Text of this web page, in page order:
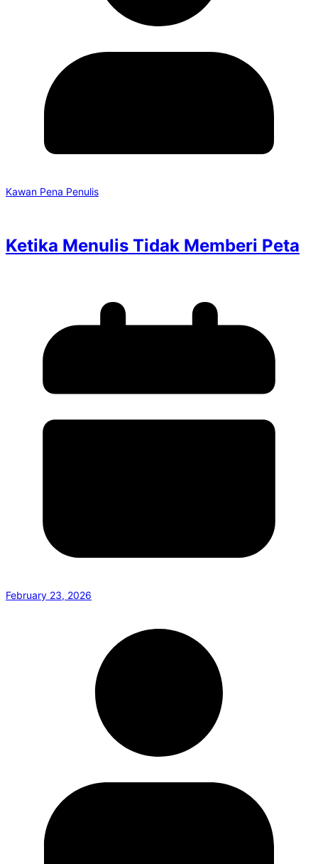
Kawan Pena Penulis
Ketika Menulis Tidak Memberi Peta
February 23, 2026